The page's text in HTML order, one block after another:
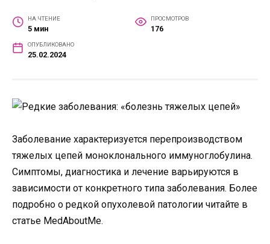
НА ЧТЕНИЕ
5 мин
ПРОСМОТРОВ
176
ОПУБЛИКОВАНО
25.02.2024
Заболевание характеризуется перепроизводством
тяжелых цепей моноклонального иммуноглобулина.
Симптомы, диагностика и лечение варьируются в
зависимости от конкретного типа заболевания. Более
подробно о редкой опухолевой патологии читайте в
статье MedAboutMe.